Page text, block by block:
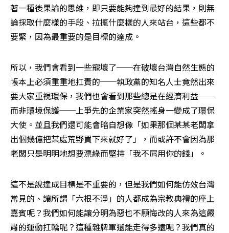
著一種後果論的思維，即只要能夠達到最好的結果，則無
論採取什麼樣的手段、拉攏什麼樣的人來站台，這些都不
要緊，因為最重要的是目標的達成。
所以，我們會看到一些寵壞了──在破壞台灣自然生態的
帳本上必須重重地扛責的──執政黨的知名人士竟然出來
要大家重視環保，我們也會看到那些總是在經濟利益──
而非環境保護──上爭先的企業家突然搖身一變成了環保
大使。並且我們還可能會暗自想像「如果那個某某老闆拿
出個幾億把某處荒野買下來就好了」，而或許不會因為那
老闆只是明明地想要漂綠而堅持「我不屑用你的錢」。
這不是說達成目標是不重要的，但是我們如何能仿效台灣
常見的、讓所謂「六根不淨」的人都成為宗教典禮的座上
嘉賓呢？我們如何能讓分明為惡也不願悔改的人來為這嚴
肅的運動扛轎呢？這種雜牌軍還能走得多遠呢？我們真的